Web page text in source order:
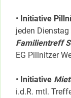
• Initiative
jeden Dienstag
Familientreff
EG Pillnitzer
• Initiative
i.d.R. mtl.